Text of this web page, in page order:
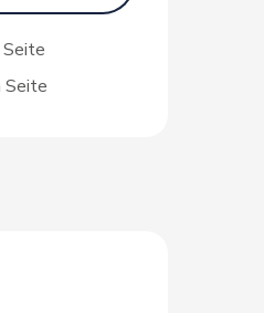
Seite
Seite